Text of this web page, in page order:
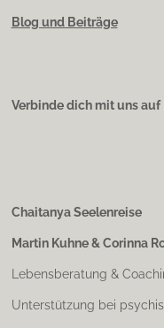
Blog und Beiträge
Verbinde dich mit uns auf
Chaitanya Seelenreise
Martin Kuhne & Corinna
Lebensberatung &
Unterstützung bei